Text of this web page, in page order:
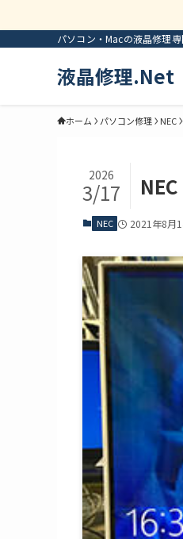
パソコン・Macの液晶修理
液晶修理.Net
ホーム パソコン修理 NEC
2026
3/17
NEC 2021年8月